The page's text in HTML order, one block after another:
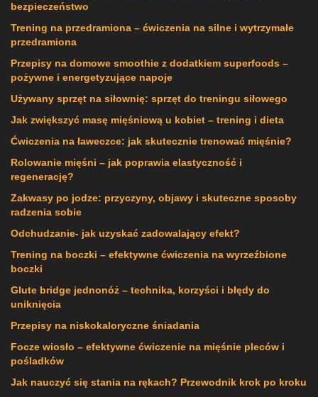
bezpieczeństwo
Trening na przedramiona – ćwiczenia na silne i wytrzymałe
przedramiona
Przepisy na domowe smoothie z dodatkiem superfoods –
pożywne i energetyzujące napoje
Używany sprzęt na siłownię: sprzęt do treningu siłowego
Jak zwiększyć masę mięśniową u kobiet – trening i dieta
Ćwiczenia na ławeczce: jak skutecznie trenować mięśnie?
Rolowanie mięśni – jak poprawia elastyczność i
regenerację?
Zakwasy po jodze: przyczyny, objawy i skuteczne sposoby
radzenia sobie
Odchudzanie- jak uzyskać zadowalający efekt?
Trening na boczki – efektywne ćwiczenia na wyrzeźbione
boczki
Glute bridge jednonóż – technika, korzyści i błędy do
uniknięcia
Przepisy na niskokaloryczne śniadania
Focze wiosło – efektywne ćwiczenie na mięśnie pleców i
pośladków
Jak nauczyć się stania na rękach? Przewodnik krok po kroku